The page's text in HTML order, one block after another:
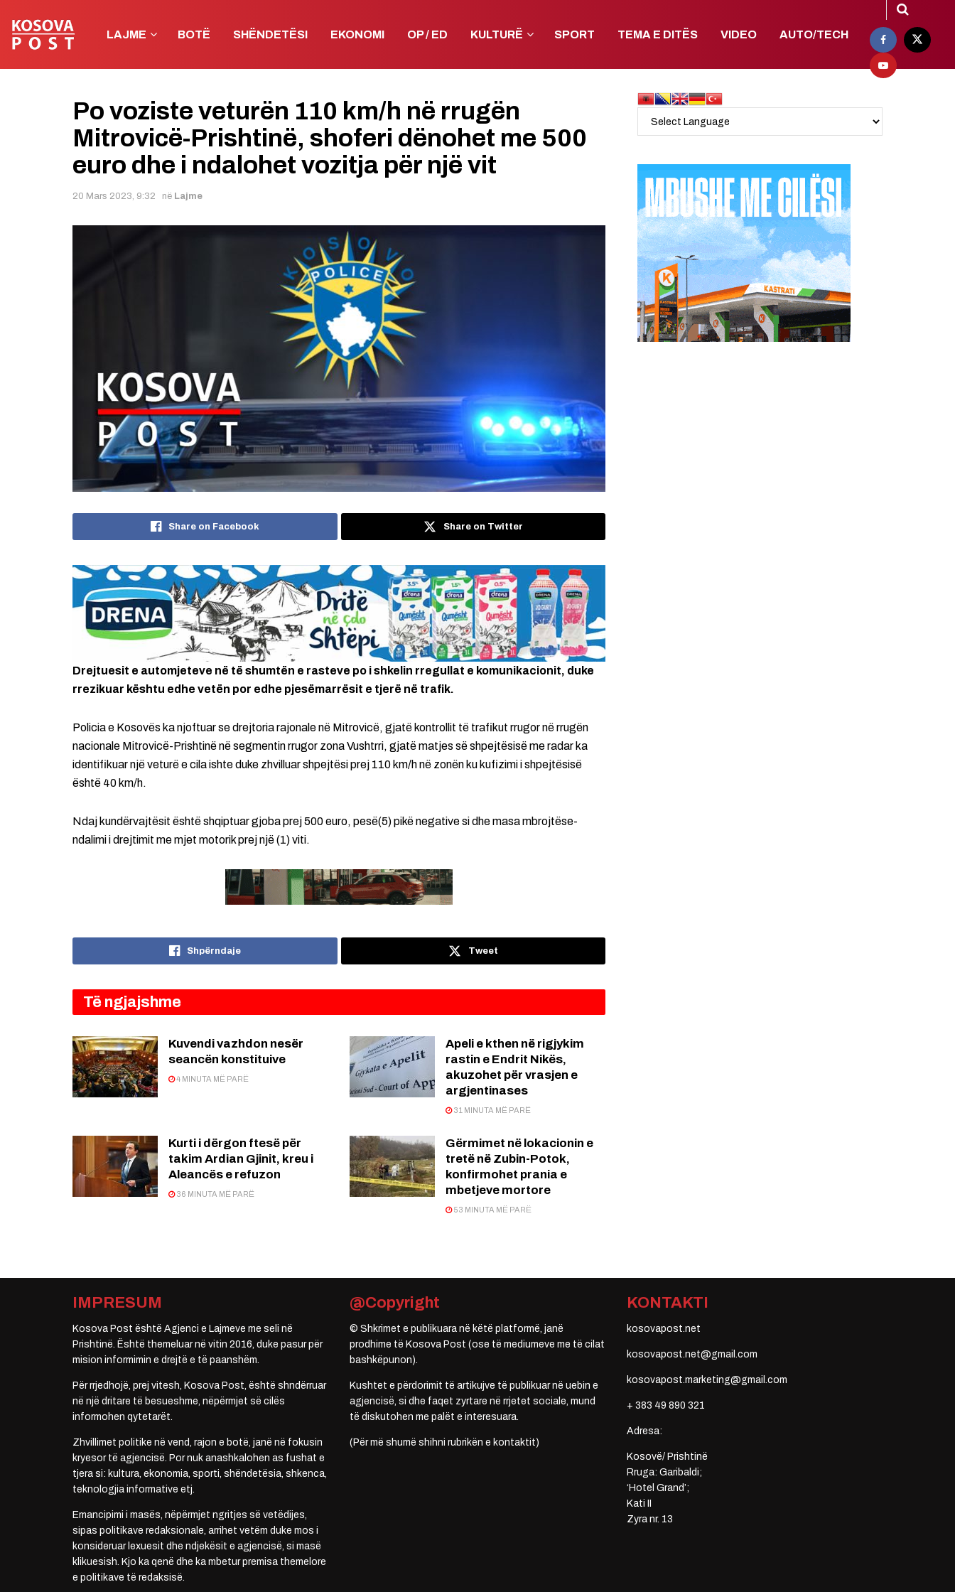
LAJME BOTË SHËNDETËSI EKONOMI OP / ED KULTURË SPORT TEMA E DITËS VIDEO AUTO/TECH
Po voziste veturën 110 km/h në rrugën
Mitrovicë-Prishtinë, shoferi dënohet me 500
euro dhe i ndalohet vozitja për një vit
20 Mars 2023, 9:32 në Lajme
Share on Facebook Share on Twitter
Drejtuesit e automjeteve në të shumtën e rasteve po i shkelin rregullat e komunikacionit, duke
rrezikuar kështu edhe vetën por edhe pjesëmarrësit e tjerë në trafik.
Policia e Kosovës ka njoftuar se drejtoria rajonale në Mitrovicë, gjatë kontrollit të trafikut rrugor në rrugën
nacionale Mitrovicë-Prishtinë në segmentin rrugor zona Vushtrri, gjatë matjes së shpejtësisë me radar ka
identifikuar një veturë e cila ishte duke zhvilluar shpejtësi prej 110 km/h në zonën ku kufizimi i shpejtësisë
është 40 km/h.
Ndaj kundërvajtësit është shqiptuar gjoba prej 500 euro, pesë(5) pikë negative si dhe masa mbrojtëse-
ndalimi i drejtimit me mjet motorik prej një (1) viti.
Shpërndaje Tweet
Të ngjajshme
Kuvendi vazhdon nesër
seancën konstituive
4 MINUTA MË PARË
Apeli e kthen në rigjykim
rastin e Endrit Nikës,
akuzohet për vrasjen e
argjentinases
31 MINUTA MË PARË
Kurti i dërgon ftesë për
takim Ardian Gjinit, kreu i
Aleancës e refuzon
36 MINUTA MË PARË
Gërmimet në lokacionin e
tretë në Zubin-Potok,
konfirmohet prania e
mbetjeve mortore
53 MINUTA MË PARË
IMPRESUM
Kosova Post është Agjenci e Lajmeve me seli në
Prishtinë. Është themeluar në vitin 2016, duke pasur për
mision informimin e drejtë e të paanshëm.
Për rrjedhojë, prej vitesh, Kosova Post, është shndërruar
në një dritare të besueshme, nëpërmjet së cilës
informohen qytetarët.
Zhvillimet politike në vend, rajon e botë, janë në fokusin
kryesor të agjencisë. Por nuk anashkalohen as fushat e
tjera si: kultura, ekonomia, sporti, shëndetësia, shkenca,
teknologjia informative etj.
Emancipimi i masës, nëpërmjet ngritjes së vetëdijes,
sipas politikave redaksionale, arrihet vetëm duke mos i
konsideruar lexuesit dhe ndjekësit e agjencisë, si masë
klikuesish. Kjo ka qenë dhe ka mbetur premisa themelore
e politikave të redaksisë.
@Copyright
© Shkrimet e publikuara në këtë platformë, janë
prodhime të Kosova Post (ose të mediumeve me të cilat
bashkëpunon).
Kushtet e përdorimit të artikujve të publikuar në uebin e
agjencisë, si dhe faqet zyrtare në rrjetet sociale, mund
të diskutohen me palët e interesuara.
(Për më shumë shihni rubrikën e kontaktit)
KONTAKTI
kosovapost.net
kosovapost.net@gmail.com
kosovapost.marketing@gmail.com
+ 383 49 890 321
Adresa:
Kosovë/ Prishtinë
Rruga: Garibaldi;
‘Hotel Grand’;
Kati II
Zyra nr. 13